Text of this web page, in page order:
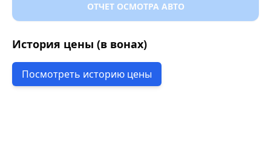
ОТЧЕТ ОСМОТРА АВТО
История цены (в вонах)
Посмотреть историю цены